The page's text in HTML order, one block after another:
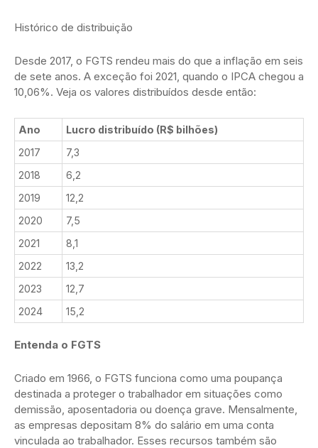
Histórico de distribuição
Desde 2017, o FGTS rendeu mais do que a inflação em seis
de sete anos. A exceção foi 2021, quando o IPCA chegou a
10,06%. Veja os valores distribuídos desde então:
Ano
Lucro distribuído (R$ bilhões)
2017
7,3
2018
6,2
2019
12,2
2020
7,5
2021
8,1
2022
13,2
2023
12,7
2024
15,2
Entenda o FGTS
Criado em 1966, o FGTS funciona como uma poupança
destinada a proteger o trabalhador em situações como
demissão, aposentadoria ou doença grave. Mensalmente,
as empresas depositam 8% do salário em uma conta
vinculada ao trabalhador. Esses recursos também são